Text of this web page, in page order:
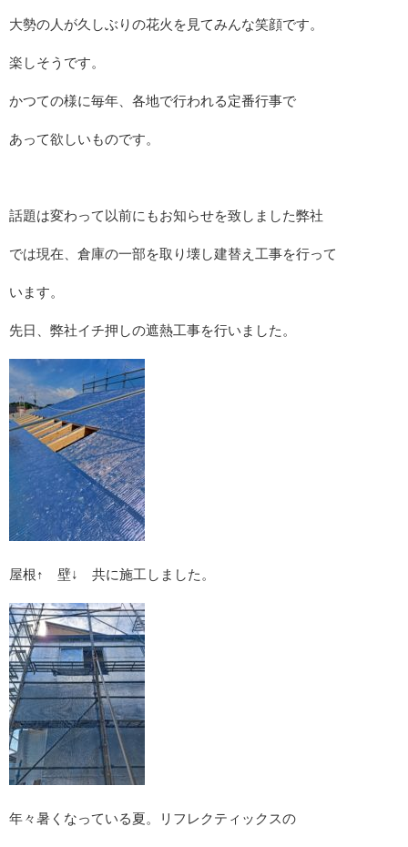
大勢の人が久しぶりの花火を見てみんな笑顔です。
楽しそうです。
かつての様に毎年、各地で行われる定番行事で
あって欲しいものです。
話題は変わって以前にもお知らせを致しました弊社
では現在、倉庫の一部を取り壊し建替え工事を行って
います。
先日、弊社イチ押しの遮熱工事を行いました。
屋根↑ 壁↓ 共に施工しました。
年々暑くなっている夏。リフレクティックスの